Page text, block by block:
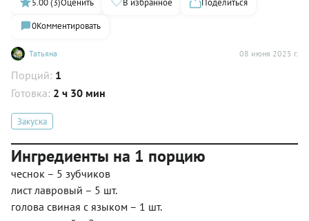
Татьяна 08 июня 2025 г.
0Комментировать
Порций: 1
Готовка: 2 ч 30 мин
Закуска
Ингредиенты на 1 порцию
чеснок – 5 зубчиков
лист лавровый – 5 шт.
голова свиная с языком – 1 шт.